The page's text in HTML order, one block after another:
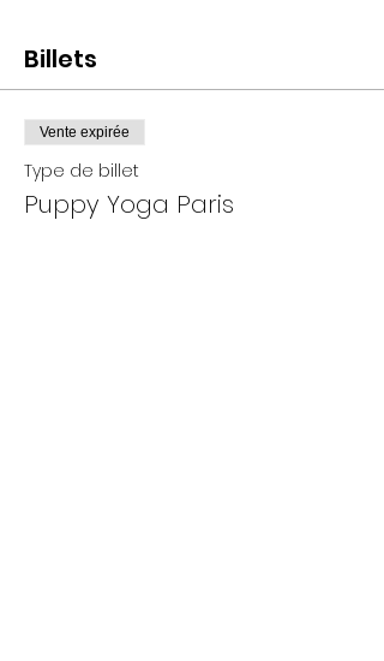
Billets
Vente expirée
Type de billet
Puppy Yoga Paris